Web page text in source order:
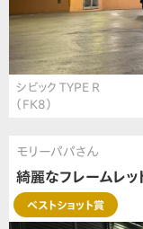
シビック TYPE R
（FK8）
モリーパパさん
綺麗なフレームレ
ベストショット賞